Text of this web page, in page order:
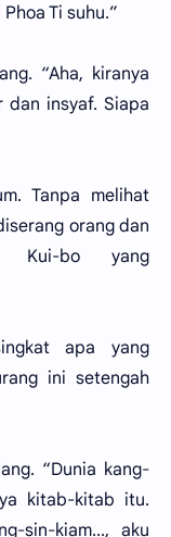
Ti suhu.”
“Aha, kiranya
dan insyaf. Siapa
Tanpa melihat
orang dan
Kui-bo yang
apa yang
ini setengah
“Dunia kang-
kitab-kitab itu.
sin-kiam..., aku